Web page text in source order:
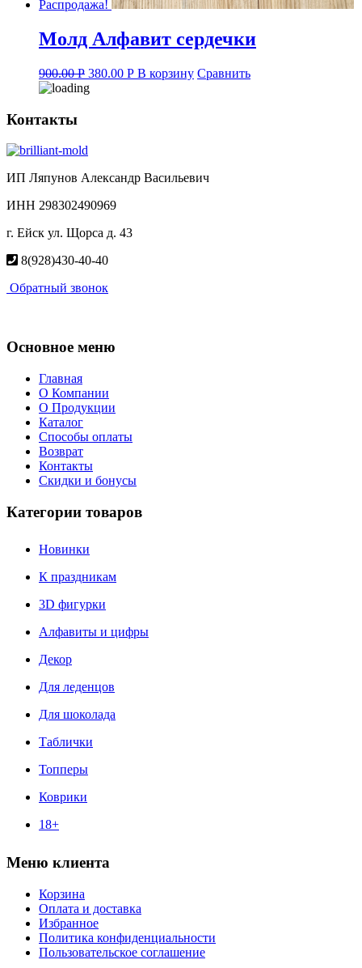
Распродажа!
Молд Алфавит сердечки
900.00Р Original
price
380.00 РCurrent
В корзину Сравнить
Контакты
ИП Ляпунов Александр Васильевич
ИНН 298302490969
г. Ейск ул. Щорса д. 43
8(928)430-40-40
Обратный звонок
Основное меню
Главная
О Компании
О Продукции
Каталог
Способы оплаты
Возврат
Контакты
Скидки и бонусы
Категории товаров
Новинки
К праздникам
3D фигурки
Алфавиты и цифры
Декор
Для леденцов
Для шоколада
Таблички
Топперы
Коврики
18+
Меню клиента
Корзина
Оплата и доставка
Избранное
Политика конфиденциальности
Пользовательское соглашение